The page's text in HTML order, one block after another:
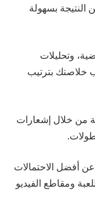
بسهولة
وتحليلات
خلاصتك بترتيب
من خلال إشعارات
أفضل الاحتمالات
ومقاطع الفيديو